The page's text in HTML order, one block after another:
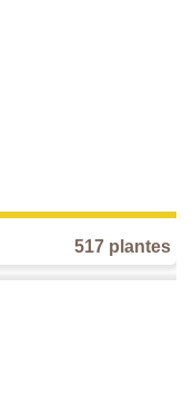
517 plantes